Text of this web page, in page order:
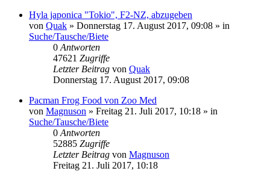
Hyla japonica "Tokio", F2-NZ, abzugeben
von Quak » Donnerstag 17. August 2017, 09:08 » in
Suche/Tausche/Biete
0 Antworten
47621 Zugriffe
Letzter Beitrag von Quak
Donnerstag 17. August 2017, 09:08
Pacman Frog Food von Zoo Med
von Magnuson » Freitag 21. Juli 2017, 10:18 » in
Suche/Tausche/Biete
0 Antworten
52885 Zugriffe
Letzter Beitrag von Magnuson
Freitag 21. Juli 2017, 10:18